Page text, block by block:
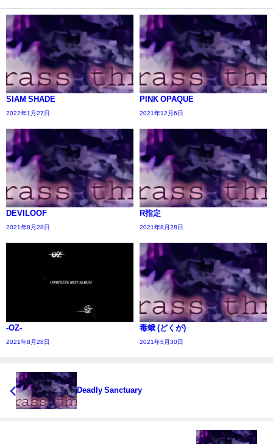
SIAM SHADE
2022年1月27日
PINK OPAQUE
2021年12月6日
DEVILOOF
2021年8月28日
R指定
2021年8月28日
-OZ-
2021年8月28日
毒蛾 (どくが)
2021年5月30日
Deadly Sanctuary